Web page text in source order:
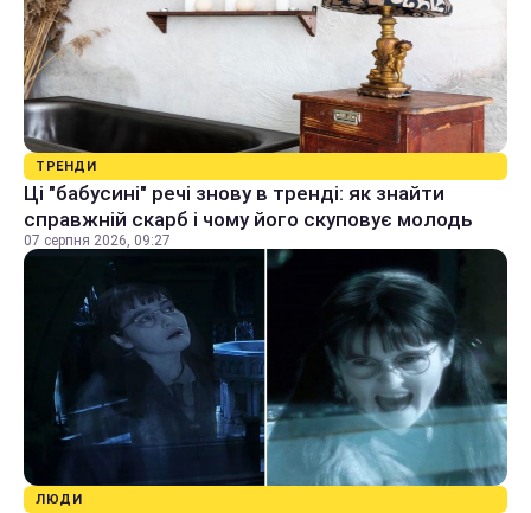
ТРЕНДИ
Ці "бабусині" речі знову в тренді: як знайти
справжній скарб і чому його скуповує молодь
07 серпня 2026, 09:27
ЛЮДИ